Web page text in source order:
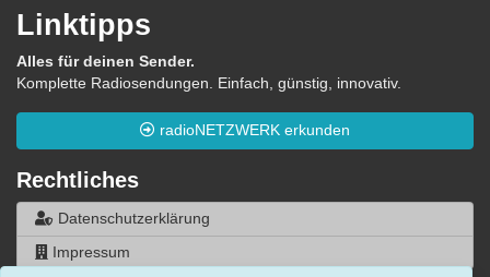
Linktipps
Alles für deinen Sender.
Komplette Radiosendungen. Einfach, günstig, innovativ.
radioNETZWERK erkunden
Rechtliches
Datenschutzerklärung
Impressum